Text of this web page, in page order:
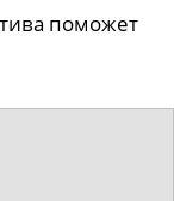
поможет